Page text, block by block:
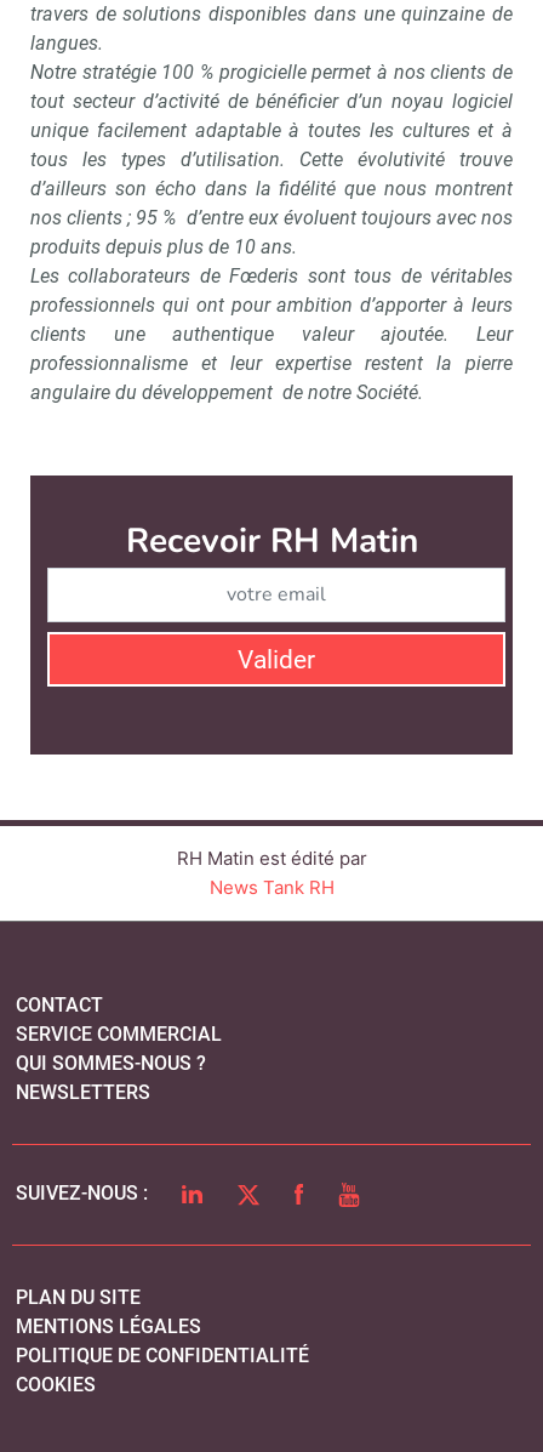
travers de solutions disponibles dans une quinzaine de
langues.
Notre stratégie 100 % progicielle permet à nos clients de
tout secteur d’activité de bénéficier d’un noyau logiciel
unique facilement adaptable à toutes les cultures et à
tous les types d’utilisation. Cette évolutivité trouve
d’ailleurs son écho dans la fidélité que nous montrent
nos clients ; 95 % d’entre eux évoluent toujours avec nos
produits depuis plus de 10 ans.
Les collaborateurs de Fœderis sont tous de véritables
professionnels qui ont pour ambition d’apporter à leurs
clients une authentique valeur ajoutée. Leur
professionnalisme et leur expertise restent la pierre
angulaire du développement de notre Société.
Recevoir RH Matin
Valider
RH Matin est édité par
News Tank RH
CONTACT
SERVICE COMMERCIAL
QUI SOMMES-NOUS ?
NEWSLETTERS
SUIVEZ-NOUS : LINKEDINTWITTERFACEBOOK
YOUTUBE
PLAN DU SITE
MENTIONS LÉGALES
POLITIQUE DE CONFIDENTIALITÉ
COOKIES